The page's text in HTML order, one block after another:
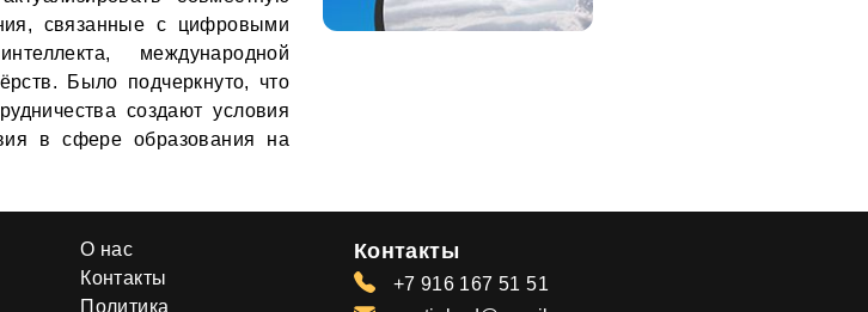
связанные с цифровыми
международной
Было подчеркнуто, что
создают условия
в сфере образования на
О нас
Контакты
Политика
Контакты
+7 916 167 51 51